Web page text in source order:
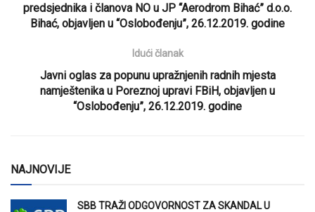
predsjednika i članova NO u JP “Aerodrom Bihać” d.o.o.
Bihać, objavljen u “Oslobođenju”, 26.12.2019. godine
Idući članak
Javni oglas za popunu upražnjenih radnih mjesta
namještenika u Poreznoj upravi FBiH, objavljen u
“Oslobođenju”, 26.12.2019. godine
NAJNOVIJE
SBB TRAŽI ODGOVORNOST ZA SKANDAL U